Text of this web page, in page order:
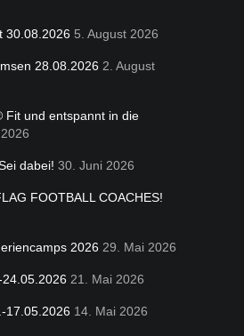
30.08.2026 5. August 2026
28.08.2026 2. August
Fit und entspannt in die
dabei! 30. Juni 2026
FOOTBALL COACHES!
2026 29. Mai 2026
21. Mai 2026
17.05.2026 14. Mai 2026